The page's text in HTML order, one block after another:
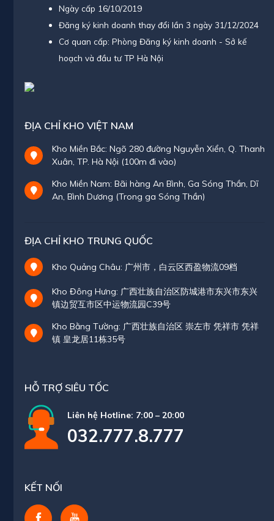
Ngày cấp 16/10/2019
Đăng ký kinh doanh thay đổi lần 3 ngày 31/12/2024
Cơ quan cấp: Phòng Đăng ký kinh doanh - Sở kế
hoạch và đầu tư TP Hà Nội
ĐỊA CHỈ KHO VIỆT NAM
Kho Miền Bắc: Ngõ 280 đường Nguyễn Xiển, Q. Thanh
Xuân, TP. Hà Nội (100m đi vào)
Kho Miền Nam: Bãi hàng An Bình, Ga Sóng Thần, Dĩ
An, Bình Dương (Trong ga Sóng Thần)
ĐỊA CHỈ KHO TRUNG QUỐC
Kho Quảng Châu: 广州市，白云区西盈物流09档
Kho Đông Hưng: 广西壮族自治区防城港市东兴市东兴
镇边贸互市区中运物流园C39号
Kho Bằng Tường: 广西壮族自治区 崇左市 凭祥市 凭祥
镇 皇龙居11栋35号
HỖ TRỢ SIÊU TỐC
Liên hệ Hotline: 7:00 – 20:00
032.777.8.777
KẾT NỐI